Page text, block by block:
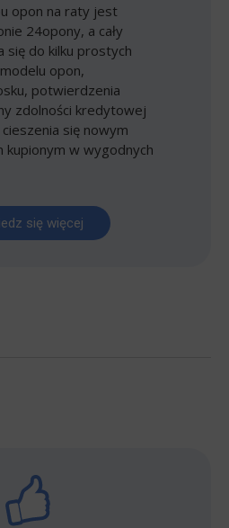
opon na raty jest
24opony, a cały
się do kilku prostych
opon,
potwierdzenia
zdolności kredytowej
się nowym
kupionym w wygodnych
się więcej